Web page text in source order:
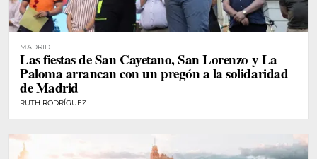
MADRID
Las fiestas de San Cayetano, San Lorenzo y La
Paloma arrancan con un pregón a la solidaridad
de Madrid
RUTH RODRÍGUEZ